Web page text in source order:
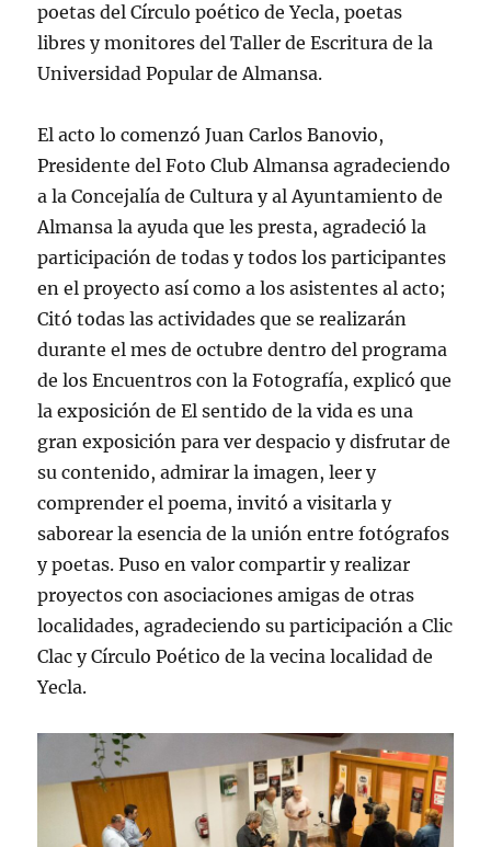
poetas del Círculo poético de Yecla, poetas
libres y monitores del Taller de Escritura de la
Universidad Popular de Almansa.
El acto lo comenzó Juan Carlos Banovio,
Presidente del Foto Club Almansa agradeciendo
a la Concejalía de Cultura y al Ayuntamiento de
Almansa la ayuda que les presta, agradeció la
participación de todas y todos los participantes
en el proyecto así como a los asistentes al acto;
Citó todas las actividades que se realizarán
durante el mes de octubre dentro del programa
de los Encuentros con la Fotografía, explicó que
la exposición de El sentido de la vida es una
gran exposición para ver despacio y disfrutar de
su contenido, admirar la imagen, leer y
comprender el poema, invitó a visitarla y
saborear la esencia de la unión entre fotógrafos
y poetas. Puso en valor compartir y realizar
proyectos con asociaciones amigas de otras
localidades, agradeciendo su participación a Clic
Clac y Círculo Poético de la vecina localidad de
Yecla.